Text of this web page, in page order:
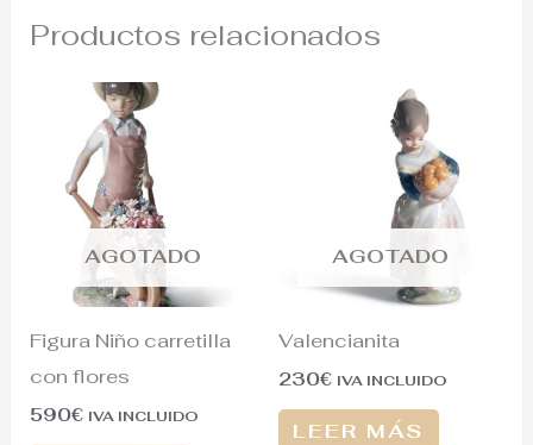
Productos relacionados
AGOTADO
Figura Niño carretilla
con flores
590€ IVA INCLUIDO
AGOTADO
Valencianita
230€ IVA INCLUIDO
LEER MÁS